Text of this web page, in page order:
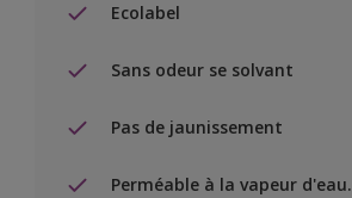
Ecolabel
Sans odeur se solvant
Pas de jaunissement
Perméable à la vapeur d'eau.